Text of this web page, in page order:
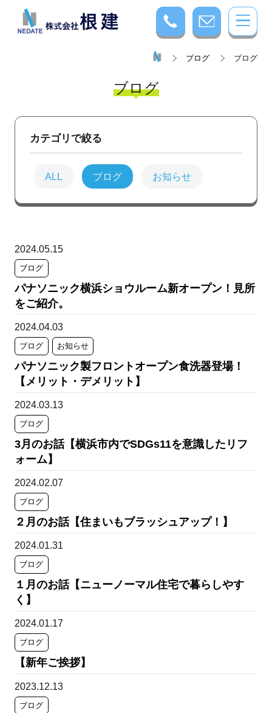
ブログ ブログ
ブログ
カテゴリで絞る
ALL ブログ お知らせ
2024.05.15
ブログ
パナソニック横浜ショウルーム新オープン！見所
をご紹介。
2024.04.03
ブログ お知らせ
パナソニック製フロントオープン食洗器登場！
【メリット・デメリット】
2024.03.13
ブログ
3月のお話【横浜市内でSDGs11を意識したリフ
ォーム】
2024.02.07
ブログ
２月のお話【住まいもブラッシュアップ！】
2024.01.31
ブログ
１月のお話【ニューノーマル住宅で暮らしやす
く】
2024.01.17
ブログ
【新年ご挨拶】
2023.12.13
ブログ